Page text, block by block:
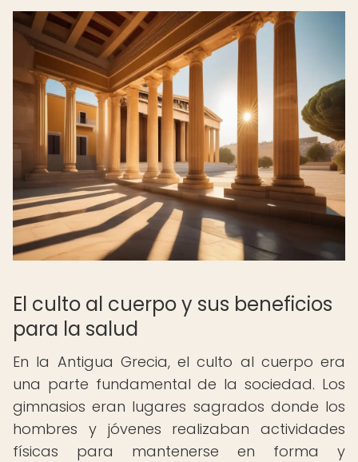
El culto al cuerpo y sus beneficios
para la salud
En la Antigua Grecia, el culto al cuerpo era
una parte fundamental de la sociedad. Los
gimnasios eran lugares sagrados donde los
hombres y jóvenes realizaban actividades
físicas para mantenerse en forma y